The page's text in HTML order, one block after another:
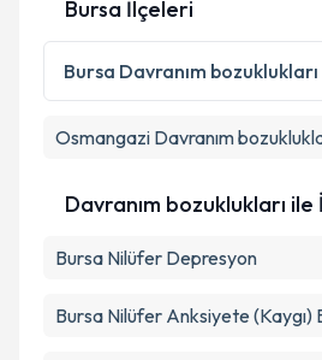
Kişisel verilerimin
Metni 'ni okudum ve kişisel
Bursa İlçeleri
Bursa Davranım bozuklukları
Osmangazi Davranım
Davranım bozuklukları
Bursa Nilüfer Depresyon
Bursa Nilüfer Anksiyete (Kaygı)